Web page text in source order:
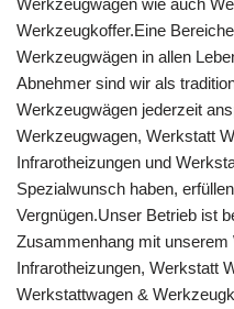
Werkzeugkoffer.Eine
Werkzeugwägen in allen
Abnehmer sind wir als
Werkzeugwägen jederzeit
Werkzeugwagen, Werkstatt
Infrarotheizungen und
Spezialwunsch haben,
Vergnügen.Unser Betrieb ist
Zusammenhang mit
Infrarotheizungen, Werkstatt
Werkstattwagen &